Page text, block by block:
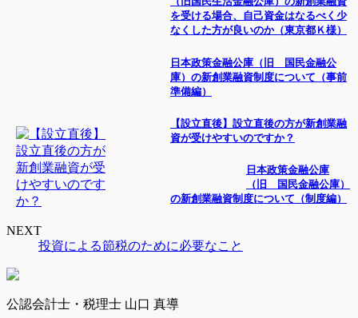
を受ける場合、自己資金はなるべく少
なくした方が良いのか（東京都Ｋ様）
日本政策金融公庫（旧 国民金融公
庫）の新創業融資制度について（事前
準備編）
【設立直後】設立直後の方が新創業融
資が受けやすいのですか？
日本政策金融公庫
（旧 国民金融公庫）
の新創業融資制度について（制度編）
NEXT
投資による節税のために必要なこと
公認会計士・税理士 山口 真導